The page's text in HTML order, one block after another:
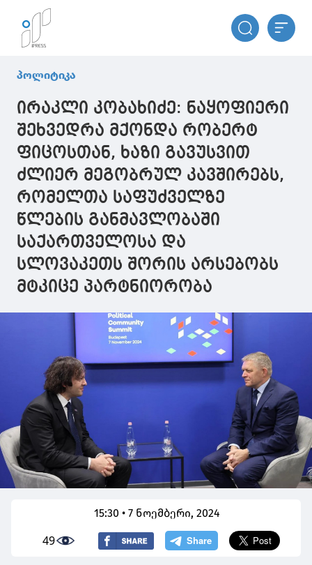
პოლიტიკა
ირაკლი კობახიძე: ნაყოფიერი
შეხვედრა მქონდა რობერტ
ფიცოსთან, ხაზი გავუსვით
ძლიერ მეგობრულ კავშირებს,
რომელთა საფუძველზე
წლების განმავლობაში
საქართველოსა და
სლოვაკეთს შორის არსებობს
მტკიცე პარტნიორობა
15:30 • 7 ნოემბერი, 2024
49